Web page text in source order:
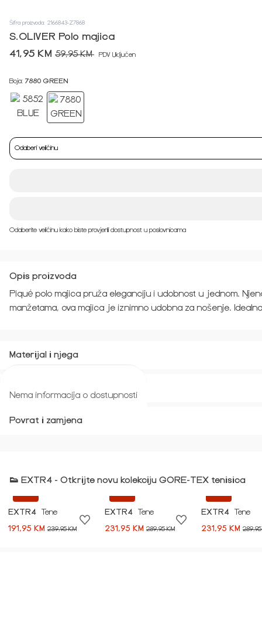
Nema informacija o dostupnosti
Šifra proizvoda: 2166843-Z7868
S.OLIVER Polo majica
41,95 KM 59,95 KM PDV Uključen
Boja: 7880 GREEN
Odaberi veličinu
Odaberite veličinu kako biste provjerili dostupnost u poslovnicama
Opis proizvoda
Piqué polo majica pruža eleganciju i udobnost u jednom.
manžetama, ova majica je iznimno udobna za nošenje.
Materijal i njega
Povrat i zamjena
👟 EXTR4 - Otkrijte novu kolekciju GORE-TEX tenisica
EXTR4
Tene
191,95 KM 239,95 KM
EXTR4
Tene
231,95 KM 289,95 KM
EXTR4
Tene
231,95 KM 289,95